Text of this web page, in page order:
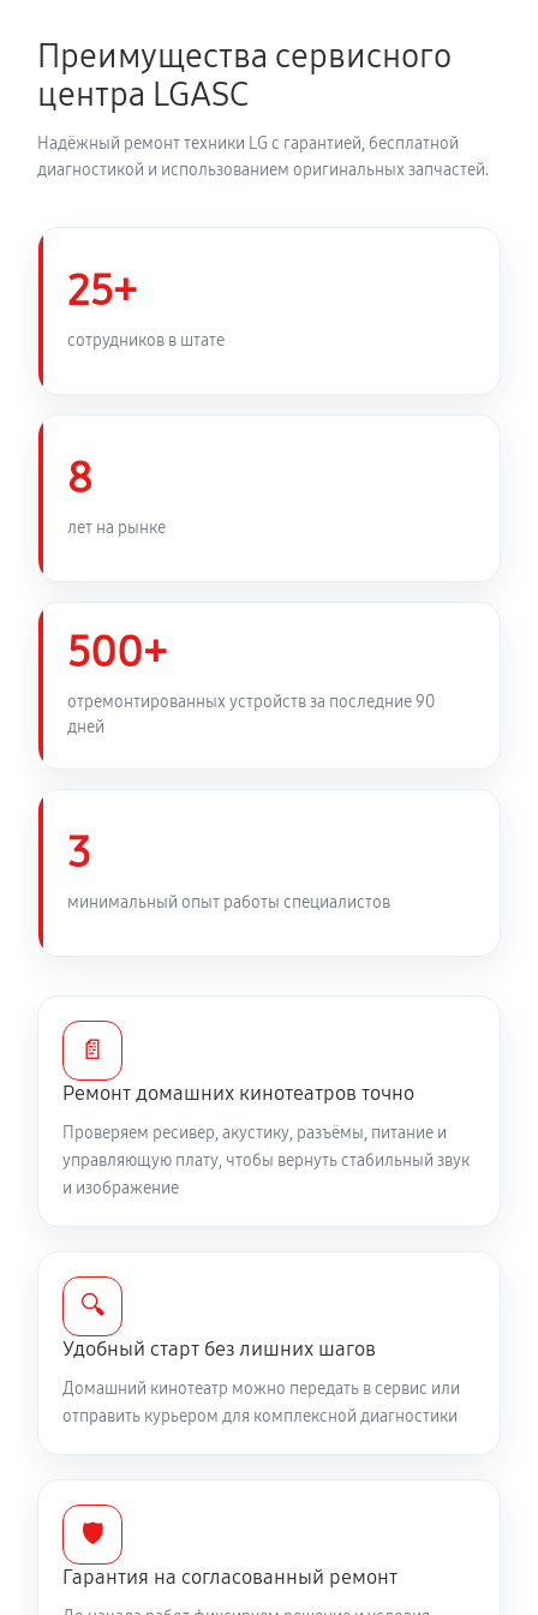
Преимущества сервисного
центра LGASC
Надёжный ремонт техники LG с гарантией, бесплатной
диагностикой и использованием оригинальных запчастей.
25+
сотрудников в штате
8
лет на рынке
500+
отремонтированных устройств за последние 90
дней
3
минимальный опыт работы специалистов
📄
Ремонт домашних кинотеатров точно
Проверяем ресивер, акустику, разъёмы, питание и
управляющую плату, чтобы вернуть стабильный звук
и изображение
🔍
Удобный старт без лишних шагов
Домашний кинотеатр можно передать в сервис или
отправить курьером для комплексной диагностики
🛡️
Гарантия на согласованный ремонт